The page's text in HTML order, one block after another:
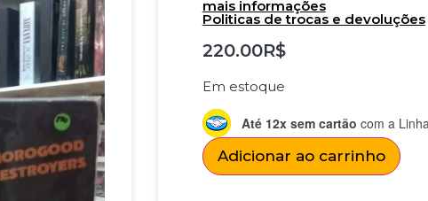
mais informações
Politicas de trocas e devoluções
220.00R$
Em estoque
Até 12x sem cartão com a
Adicionar ao carrinho